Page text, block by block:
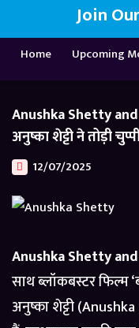
Join
Home Upcoming
Anushka Shetty
अनुष्का शेट्टी ने तोड़ी
12/07/2025
Anushka Shetty
साथ ब्लॉकबस्टर फिल्म
अनुष्का शेट्टी